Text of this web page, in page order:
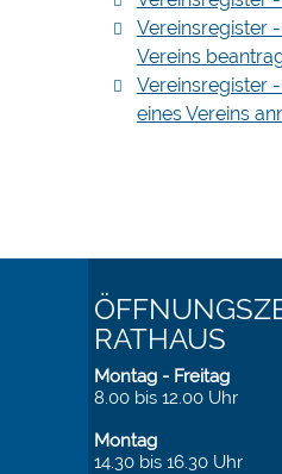
Vereinsregister
Vereins
Vereinsregister
eines Vereins
RATHAUS
Montag - Freitag
8.00 bis 12.00 Uhr
Montag
14.30 bis 16.30 Uhr